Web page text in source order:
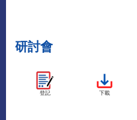
研討會
登記 下載